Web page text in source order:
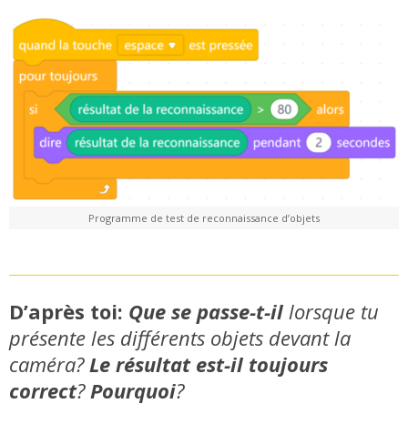
Programme de test de reconnaissance d’objets
D’après toi: Que se passe-t-il lorsque tu
présente les différents objets devant la
caméra? Le résultat est-il toujours
correct? Pourquoi?